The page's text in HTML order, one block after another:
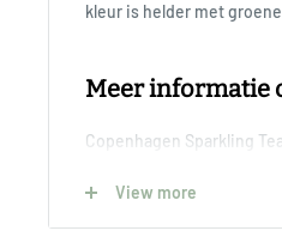
kleur is helder met
Meer informatie
Copenhagen Sparkling
uitsluitend biologische
tot de meer intense,
View more